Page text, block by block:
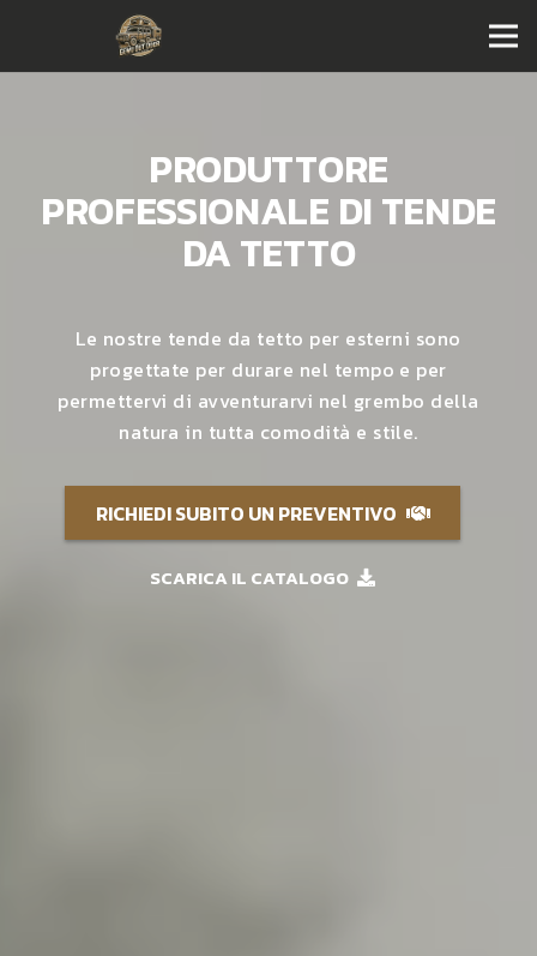
PRODUTTORE
PROFESSIONALE DI TENDE
DA TETTO
Le nostre tende da tetto per esterni sono
progettate per durare nel tempo e per
permettervi di avventurarvi nel grembo della
natura in tutta comodità e stile.
RICHIEDI SUBITO UN PREVENTIVO
SCARICA IL CATALOGO